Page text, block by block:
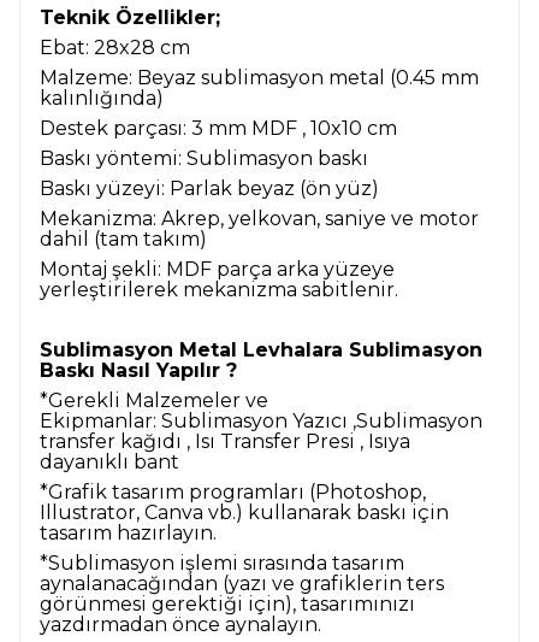
Teknik Özellikler;
Ebat: 28x28 cm
Malzeme: Beyaz sublimasyon metal (0.45 mm
kalınlığında)
Destek parçası: 3 mm MDF , 10x10 cm
Baskı yöntemi: Sublimasyon baskı
Baskı yüzeyi: Parlak beyaz (ön yüz)
Mekanizma: Akrep, yelkovan, saniye ve motor
dahil (tam takım)
Montaj şekli: MDF parça arka yüzeye
yerleştirilerek mekanizma sabitlenir.
Sublimasyon Metal Levhalara Sublimasyon
Baskı Nasıl Yapılır ?
*Gerekli Malzemeler ve
Ekipmanlar: Sublimasyon Yazıcı ,Sublimasyon
transfer kağıdı , Isı Transfer Presi , Isıya
dayanıklı bant
*Grafik tasarım programları (Photoshop,
Illustrator, Canva vb.) kullanarak baskı için
tasarım hazırlayın.
*Sublimasyon işlemi sırasında tasarım
aynalanacağından (yazı ve grafiklerin ters
görünmesi gerektiği için), tasarımınızı
yazdırmadan önce aynalayın.